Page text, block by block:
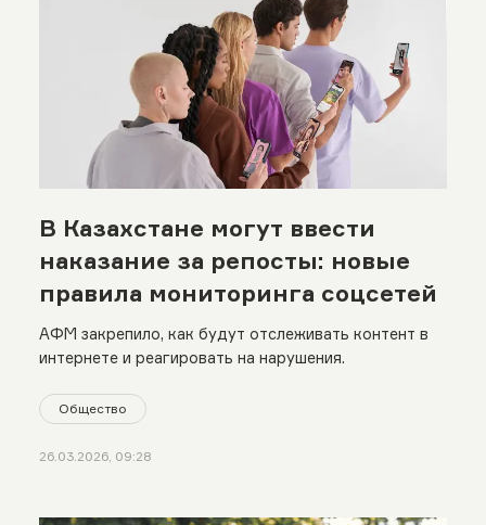
В Казахстане могут ввести
наказание за репосты: новые
правила мониторинга соцсетей
АФМ закрепило, как будут отслеживать контент в
интернете и реагировать на нарушения.
Общество
26.03.2026, 09:28